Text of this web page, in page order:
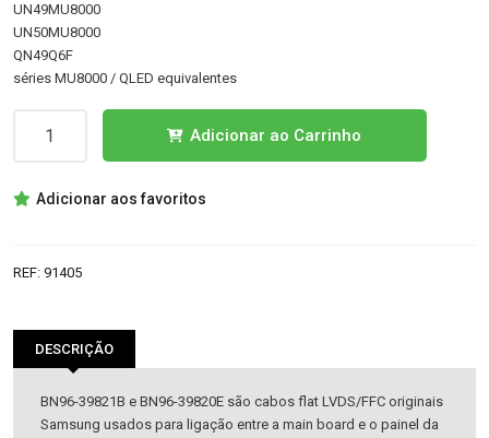
UN49MU8000
UN50MU8000
QN49Q6F
séries MU8000 / QLED equivalentes
39821B
Adicionar ao Carrinho
Adicionar aos favoritos
REF: 91405
DESCRIÇÃO
BN96-39821B e BN96-39820E são cabos flat LVDS/FFC originais
Samsung usados para ligação entre a main board e o painel da